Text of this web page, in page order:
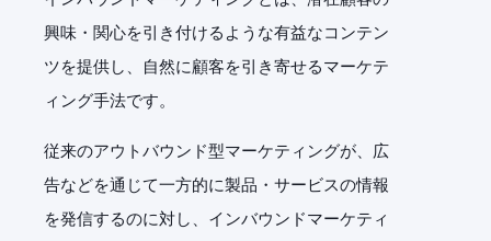
興味・関心を引き付けるような有益なコンテン
ツを提供し、自然に顧客を引き寄せるマーケテ
ィング手法です。
従来のアウトバウンド型マーケティングが、広
告などを通じて一方的に製品・サービスの情報
を発信するのに対し、インバウンドマーケティ